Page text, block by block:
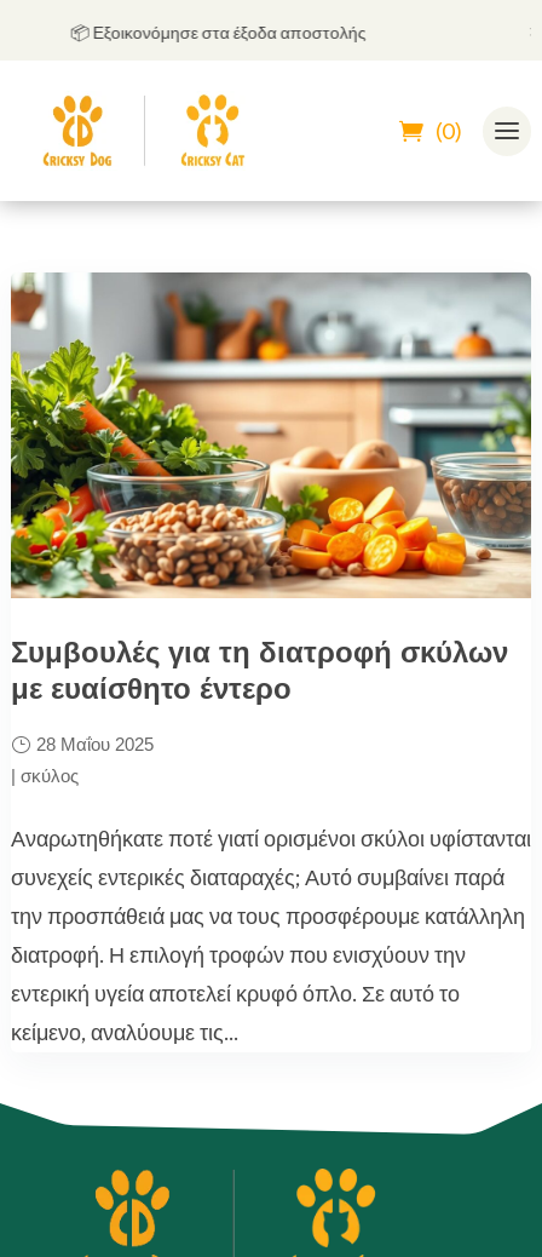
📦 Εξοικονόμησε στα έξοδα αποστολής
(0)
Συμβουλές για τη διατροφή σκύλων
με ευαίσθητο έντερο
28 Μαΐου 2025
| σκύλος
Αναρωτηθήκατε ποτέ γιατί ορισμένοι σκύλοι υφίστανται
συνεχείς εντερικές διαταραχές; Αυτό συμβαίνει παρά
την προσπάθειά μας να τους προσφέρουμε κατάλληλη
διατροφή. Η επιλογή τροφών που ενισχύουν την
εντερική υγεία αποτελεί κρυφό όπλο. Σε αυτό το
κείμενο, αναλύουμε τις...